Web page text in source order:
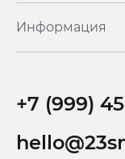
Информация
+7 (999)